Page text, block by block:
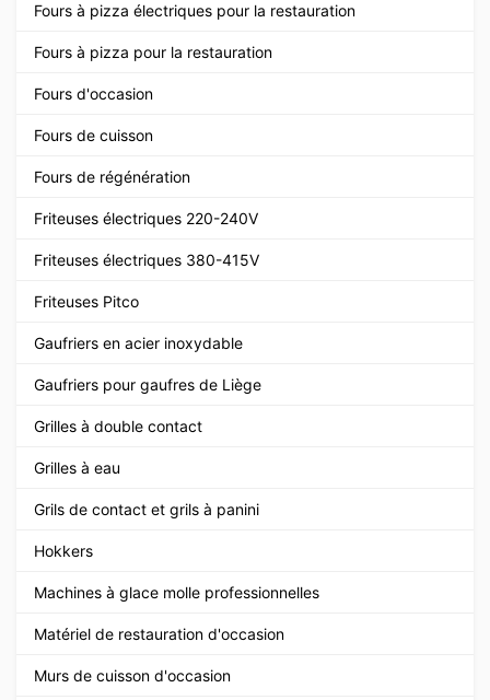
Fours à pizza électriques pour la restauration
Fours à pizza pour la restauration
Fours d'occasion
Fours de cuisson
Fours de régénération
Friteuses électriques 220-240V
Friteuses électriques 380-415V
Friteuses Pitco
Gaufriers en acier inoxydable
Gaufriers pour gaufres de Liège
Grilles à double contact
Grilles à eau
Grils de contact et grils à panini
Hokkers
Machines à glace molle professionnelles
Matériel de restauration d'occasion
Murs de cuisson d'occasion